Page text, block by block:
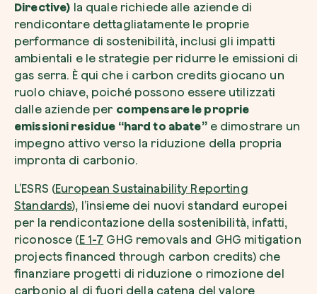
Directive) la quale richiede alle aziende di
rendicontare dettagliatamente le proprie
performance di sostenibilità, inclusi gli impatti
ambientali e le strategie per ridurre le emissioni di
gas serra. È qui che i carbon credits giocano un
ruolo chiave, poiché possono essere utilizzati
dalle aziende per compensare le proprie
emissioni residue “hard to abate”e dimostrare un
impegno attivo verso la riduzione della propria
impronta di carbonio.
L’ESRS (European Sustainability Reporting
Standards), l’insieme dei nuovi standard europei
per la rendicontazione della sostenibilità, infatti,
riconosce (E 1-7 GHG removals and GHG mitigation
projects financed through carbon credits) che
finanziare progetti di riduzione o rimozione del
carbonio al di fuori della catena del valore
Esplora la mappa
Guarda i tuoi alberi crescere dallo spazio
tecnologia satellitare.
Inizia a esplorare